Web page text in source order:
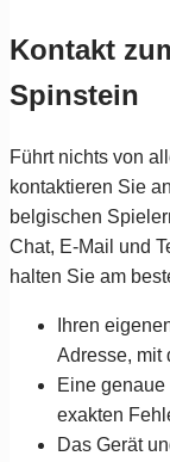
Kontakt
Spinstein
Führt nichts von
kontaktieren Sie
belgischen
Chat, E-Mail und
halten Sie am
Ihren
Adresse, mit
Eine
exakten
Das Gerät